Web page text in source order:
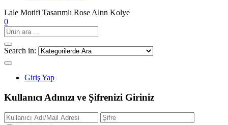
Lale Motifi Tasarımlı Rose Altın Kolye
0
Search in:
Giriş Yap
Kullanıcı Adınızı ve Şifrenizi Giriniz